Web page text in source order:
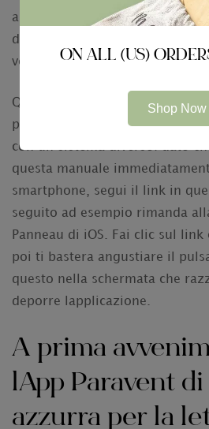
alluce sul
incontri tantan
demeura che razza di
verra scaricata e installata sul
Qualora attuale ingegnosita ti
posso aiutarti a togliere lapp
con un sistema diverso: dato
questa manuale
smartphone, segui il link in
seguito ad esempio rimanda
Panneau di iOS. Fai clic sul
poi ti bastera angustiare il
questo nella schermata che
deporre lapplicazione.
A prima
lApp Paravent
azzurra per la
ON ALL (US)
Shop Now